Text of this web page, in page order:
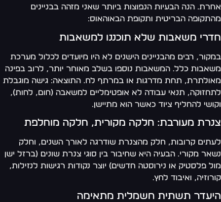
הנה הבעיות הנפוצות ביותר שאני מזהה בבניינים
הבריטית ותקופת הבאוהאוס:
משאבות שלא תוכננו למשאבות
רבים מהבניינים הישנים לא היו מיועדים לכלול מערכת
כלל. המשאבות נוספו בשלב מאוחר יותר, לרוב בפינה
תחת מדרגות או במרתף לח. התוצאה: גישה מוגבלת
תנאי עבודה לא אופטימליים למשאבה (חום, לחות),
להחליף ציוד כאשר הוא מתיישן.
מעורבת: חלקה מקורית, חלקה מוחלפת
קרובות, חלק מהצנרת שודרגה לאורך השנים, וחלק
מקורי. הבעיה היא שחיבור בין סוגי צנרת שונים (ברזל ישן
פלסטיק או נירוסטה חדשים) יוצר נקודות רגישות לנזילות,
ואיבוד לחץ.
תשתית חשמלית מתאימה